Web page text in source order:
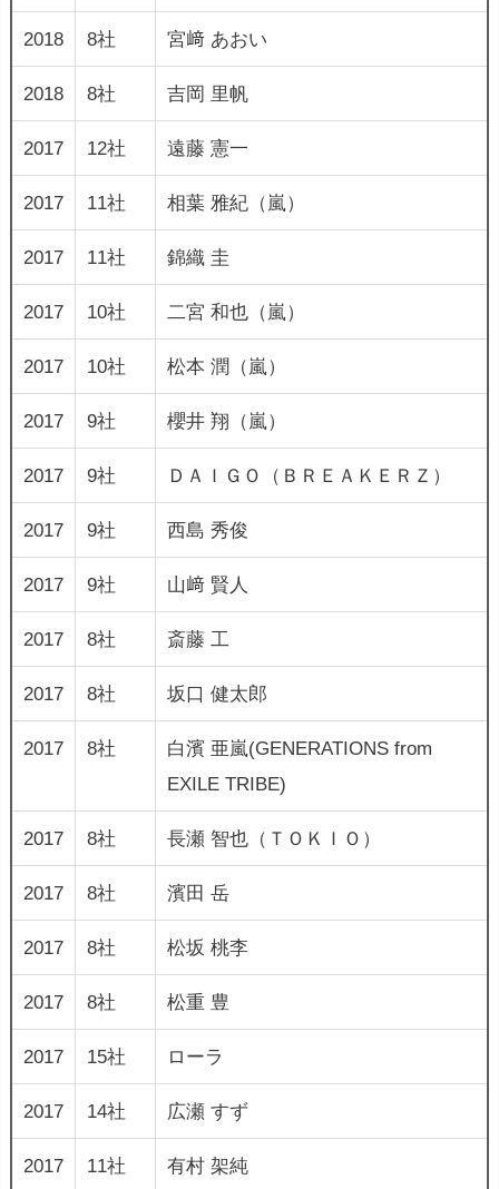
2018 8社 宮﨑 あおい
2018 8社 吉岡 里帆
2017 12社 遠藤 憲一
2017 11社 相葉 雅紀（嵐）
2017 11社 錦織 圭
2017 10社 二宮 和也（嵐）
2017 10社 松本 潤（嵐）
2017 9社 櫻井 翔（嵐）
2017 9社 ＤＡＩＧＯ（ＢＲＥＡＫＥＲＺ）
2017 9社 西島 秀俊
2017 9社 山﨑 賢人
2017 8社 斎藤 工
2017 8社 坂口 健太郎
2017 8社
白濱 亜嵐(GENERATIONS from
EXILE TRIBE)
2017 8社 長瀬 智也（ＴＯＫＩＯ）
2017 8社 濱田 岳
2017 8社 松坂 桃李
2017 8社 松重 豊
2017 15社 ローラ
2017 14社 広瀬 すず
2017 11社 有村 架純